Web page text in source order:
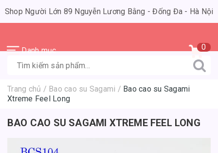
Shop Người Lớn 89 Nguyễn Lương Bằng - Đống Đa - Hà Nội
Danh mục 0
Trang chủ / Bao cao su Sagami / Bao cao su Sagami
Xtreme Feel Long
BAO CAO SU SAGAMI XTREME FEEL LONG